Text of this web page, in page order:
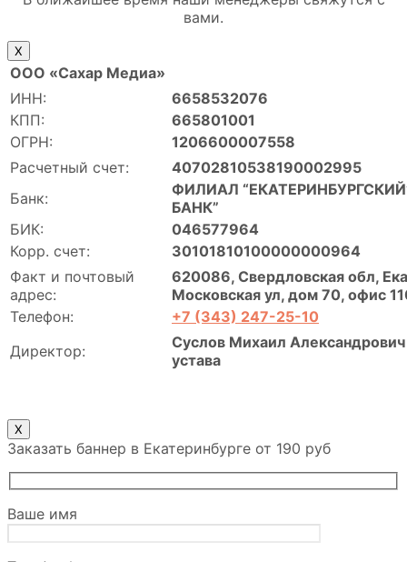
вами.
Х
ООО «Сахар Медиа»
ИНН:
6658532076
КПП:
665801001
ОГРН:
1206600007558
Расчетный счет:
40702810538190002995
Банк:
ФИЛИАЛ
БАНК”
БИК:
046577964
Корр. счет:
30101810100000000964
Факт и почтовый
адрес:
620086, Свердловская обл,
Московская ул, дом 70, офис
Телефон:
+7 (343) 247-25-10
Директор:
Суслов Михаил Александрович
устава
X
Заказать баннер в Екатеринбурге от 190 руб
Ваше имя